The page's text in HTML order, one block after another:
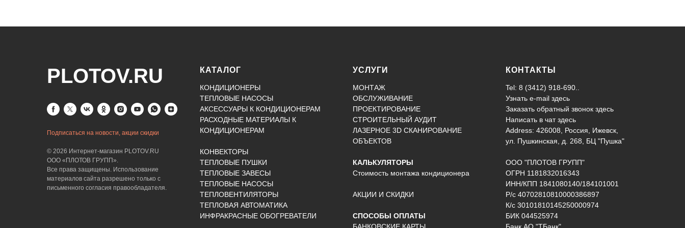
PLOTOV.RU
Подписаться на новости, акции скидки
© 2026 Интернет-магазин PLOTOV.RU
ООО «ПЛОТОВ ГРУПП».
Все права защищены. Использование
материалов сайта разрешено только с
письменного согласия правообладателя.
КАТАЛОГ
КОНДИЦИОНЕРЫ
ТЕПЛОВЫЕ НАСОСЫ
АКСЕССУАРЫ К КОНДИЦИОНЕРАМ
РАСХОДНЫЕ МАТЕРИАЛЫ К
КОНДИЦИОНЕРАМ
КОНВЕКТОРЫ
ТЕПЛОВЫЕ ПУШКИ
ТЕПЛОВЫЕ ЗАВЕСЫ
ТЕПЛОВЫЕ НАСОСЫ
ТЕПЛОВЕНТИЛЯТОРЫ
ТЕПЛОВАЯ АВТОМАТИКА
ИНФРАКРАСНЫЕ ОБОГРЕВАТЕЛИ
УСЛУГИ
МОНТАЖ
ОБСЛУЖИВАНИЕ
ПРОЕКТИРОВАНИЕ
СТРОИТЕЛЬНЫЙ АУДИТ
ЛАЗЕРНОЕ 3D СКАНИРОВАНИЕ
ОБЪЕКТОВ
КАЛЬКУЛЯТОРЫ
Стоимость монтажа кондиционера
АКЦИИ И СКИДКИ
СПОСОБЫ ОПЛАТЫ
КОНТАКТЫ
Tel: 8 (3412) 918-690..
Узнать e-mail здесь
Заказать обратный звонок здесь
Написать в чатздесь
Address: 426008, Россия, Ижевск,
ул. Пушкинская, д. 268, БЦ "Пушка"
ООО "ПЛОТОВ ГРУПП"
ОГРН 1181832016343
ИНН/КПП 1841080140/184101001
Р/с 40702810810000386897
К/с 30101810145250000974
БИК 044525974